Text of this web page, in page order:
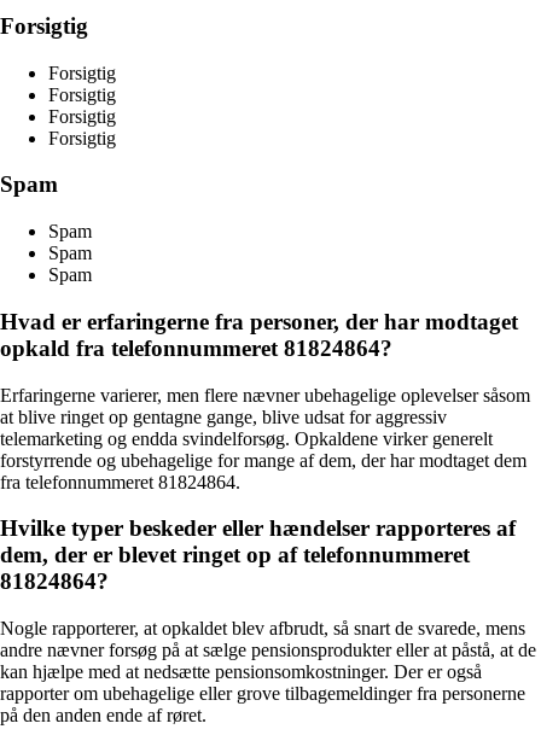
Forsigtig
Forsigtig
Forsigtig
Forsigtig
Forsigtig
Spam
Spam
Spam
Spam
Hvad er erfaringerne fra personer, der har modtaget
opkald fra telefonnummeret 81824864?
Erfaringerne varierer, men flere nævner ubehagelige oplevelser såsom
at blive ringet op gentagne gange, blive udsat for aggressiv
telemarketing og endda svindelforsøg. Opkaldene virker generelt
forstyrrende og ubehagelige for mange af dem, der har modtaget dem
fra telefonnummeret 81824864.
Hvilke typer beskeder eller hændelser rapporteres af
dem, der er blevet ringet op af telefonnummeret
81824864?
Nogle rapporterer, at opkaldet blev afbrudt, så snart de svarede, mens
andre nævner forsøg på at sælge pensionsprodukter eller at påstå, at de
kan hjælpe med at nedsætte pensionsomkostninger. Der er også
rapporter om ubehagelige eller grove tilbagemeldinger fra personerne
på den anden ende af røret.